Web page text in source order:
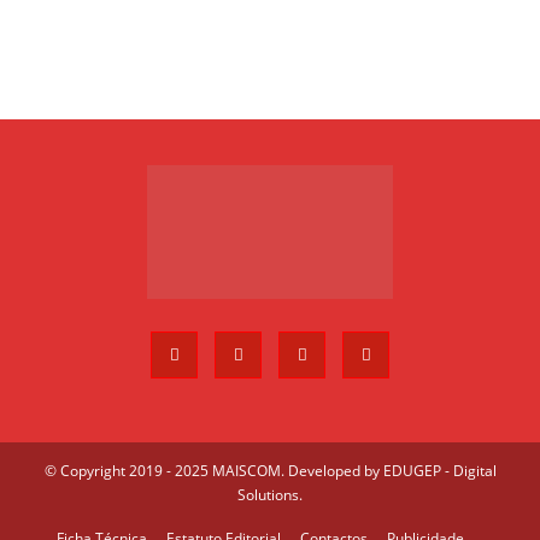
© Copyright 2019 - 2025 MAISCOM. Developed by EDUGEP - Digital
Solutions.